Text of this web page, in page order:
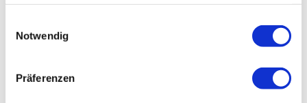
Notwendig
Präferenzen
Praxisalltags.
Dazu gehören unter anderem: